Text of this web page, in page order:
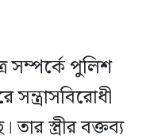
সম্পর্কে পুলিশ
সন্ত্রাসবিরোধী
স্ত্রীর বক্তব্য